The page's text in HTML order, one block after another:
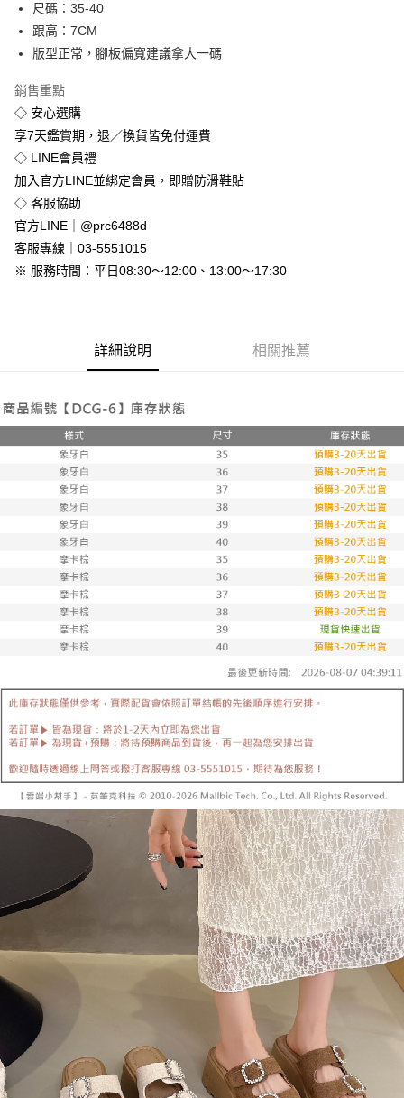
悠遊付
Google Pay
全盈+PAY
運送方式
全家付款取貨
免運費
付款後全家取貨
免運費
7-11付款取貨
離島郵局配送
每筆NT$90，滿NT$999(含以上)免運費
【宇迅國際】限一般住址，不支援智能櫃 查看運費
尺碼：35-40
跟高：7CM
版型正常，腳板偏寬建議拿大一碼
銷售重點
◇ 安心選購
享7天鑑賞期，退／換貨皆免付運費
◇ LINE會員禮
加入官方LINE並綁定會員，即贈防滑鞋貼
◇ 客服協助
官方LINE｜@prc6488d
客服專線｜03-5551015
※ 服務時間：平日08:30～12:00、13:00～17:30
詳細說明 相關推薦